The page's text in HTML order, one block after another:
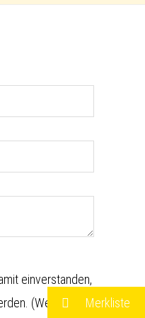
einverstanden,
(Weitere
Merkliste